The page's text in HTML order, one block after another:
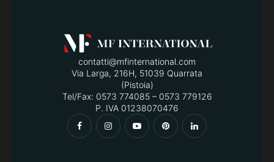
contatti@mfinternational.com
Via Larga, 216H, 51039 Quarrata
(Pistoia)
Tel/Fax: 0573 774085 – 0573 779126
P. IVA 01238070476